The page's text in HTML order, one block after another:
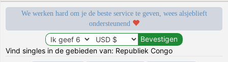
We werken hard om je de beste service te geven, wees alsjeblieft
ondersteunend
Vind singles in de gebieden van: Republiek Congo